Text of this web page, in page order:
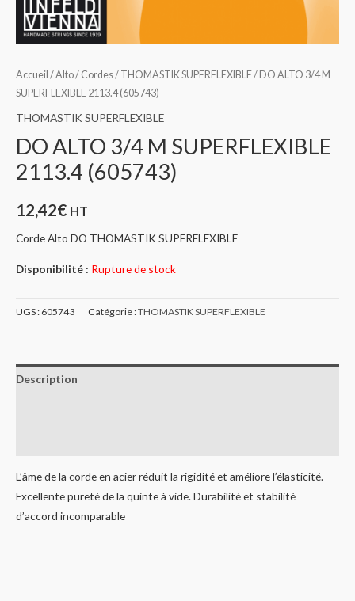
Accueil /Alto/ Cordes/ THOMASTIK SUPERFLEXIBLE/ DO ALTO 3/4 M
SUPERFLEXIBLE 2113.4 (605743)
THOMASTIK SUPERFLEXIBLE
DO ALTO 3/4 M SUPERFLEXIBLE
2113.4 (605743)
12,42€ HT
Corde Alto DO THOMASTIK SUPERFLEXIBLE
Disponibilité : Rupture de stock
UGS : 605743 Catégorie :THOMASTIK SUPERFLEXIBLE
Description
L’âme de la corde en acier réduit la rigidité et améliore l’élasticité.
Excellente pureté de la quinte à vide. Durabilité et stabilité
d’accord incomparable